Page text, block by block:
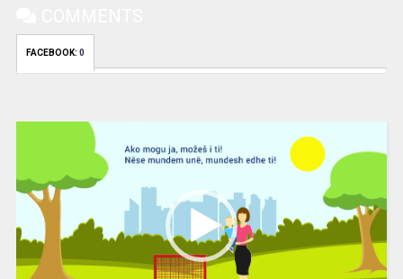
FACEBOOK: 0